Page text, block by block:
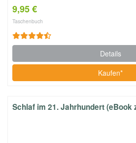
9,95 €
Taschenbuch
Details
Kaufen*
Schlaf im 21. Jahrhundert (eBook